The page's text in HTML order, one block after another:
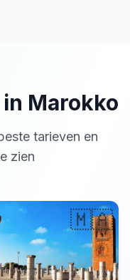
Marokko
tarieven en
zien
🇲🇦